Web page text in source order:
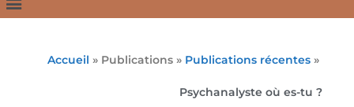
Accueil » Publications » Publications récentes »
Psychanalyste où es-tu ?